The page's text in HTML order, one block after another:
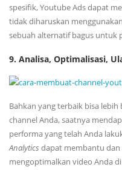
spesifik, Youtube Ads dapat
tidak diharuskan
sebuah alternatif bagus untuk
9. Analisa, Optimalisasi,
Bahkan yang terbaik bisa
channel Anda, saatnya
performa yang telah Anda
Analytics dapat membantu
mengoptimalkan video Anda